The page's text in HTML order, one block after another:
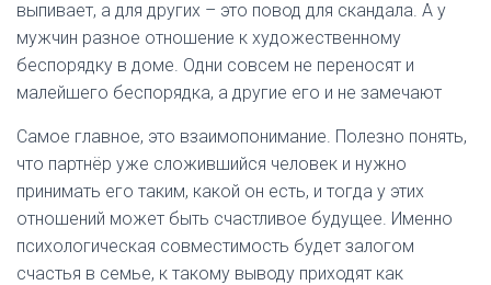
выпивает, а для других – это повод для скандала. А у
мужчин разное отношение к художественному
беспорядку в доме. Одни совсем не переносят и
малейшего беспорядка, а другие его и не замечают
Самое главное, это взаимопонимание. Полезно понять,
что партнёр уже сложившийся человек и нужно
принимать его таким, какой он есть, и тогда у этих
отношений может быть счастливое будущее. Именно
психологическая совместимость будет залогом
счастья в семье, к такому выводу приходят как